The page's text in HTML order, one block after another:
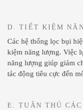
D. TIẾT KIỆM
Các hệ thống lọc bụi
kiệm năng lượng. Việc
năng lượng giúp giảm
tác động tiêu cực đến
E. TUÂN THỦ